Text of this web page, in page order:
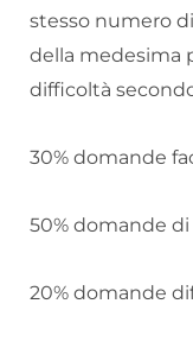
stesso numero
della medesima
difficoltà
30% domande
50% domande
20% domande